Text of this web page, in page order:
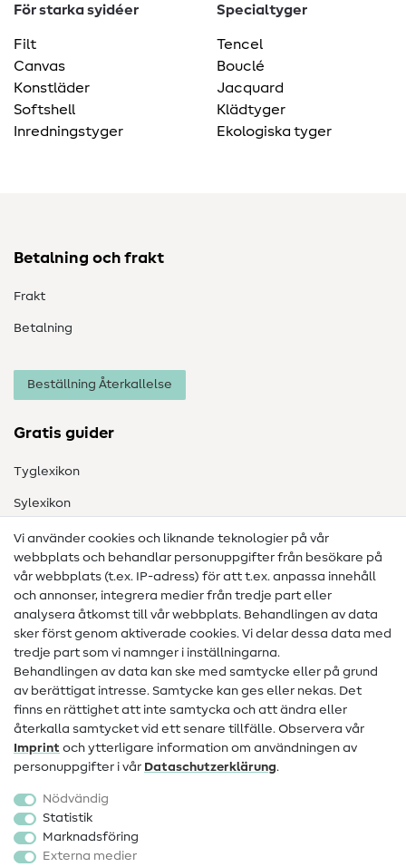
För starka syidéer
Filt
Canvas
Konstläder
Softshell
Inredningstyger
Specialtyger
Tencel
Bouclé
Jacquard
Klädtyger
Ekologiska tyger
Betalning och frakt
Frakt
Betalning
Beställning Återkallelse
Gratis guider
Tyglexikon
Sylexikon
Sömnadsinstruktioner
Hjälp & kontakt
Kontakt
Information om byte av operatör
FAQ
Ångerrätt
Populärt
Sytillbehör
Rea
Vi använder cookies och liknande teknologier på vår
webbplats och behandlar personuppgifter från besökare på
vår webbplats (t.ex. IP-adress) för att t.ex. anpassa innehåll
och annonser, integrera medier från tredje part eller
analysera åtkomst till vår webbplats. Behandlingen av data
sker först genom aktiverade cookies. Vi delar dessa data med
tredje part som vi namnger i inställningarna.
Behandlingen av data kan ske med samtycke eller på grund
av berättigat intresse. Samtycke kan ges eller nekas. Det
finns en rättighet att inte samtycka och att ändra eller
återkalla samtycket vid ett senare tillfälle. Observera vår
Imprint och ytterligare information om användningen av
personuppgifter i vår Data­schutz­erklärung.
Nödvändig
Statistik
Marknadsföring
Externa medier